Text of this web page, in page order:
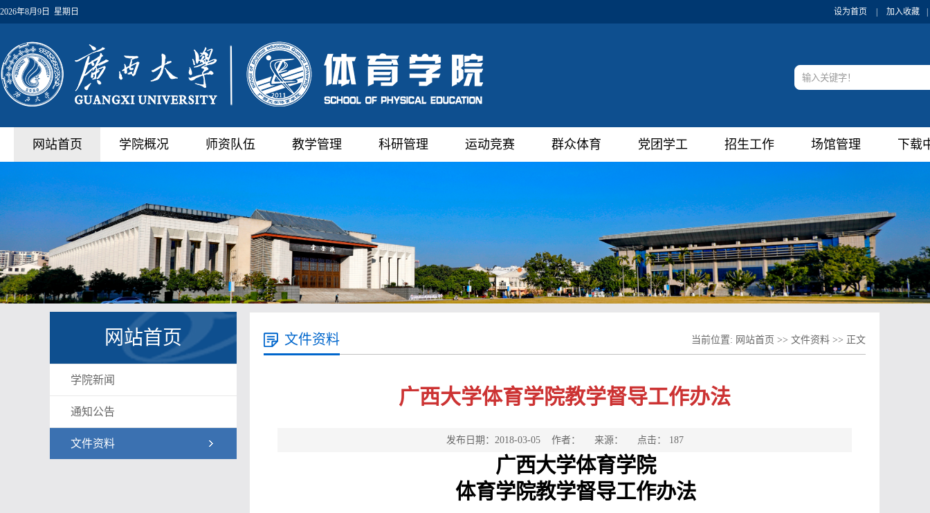
2026年8月9日 星期日 设为首页 加入收藏
网站首页 学院概况 师资队伍 教学管理 科研管理 运动竞赛 群众体育 党团学工 招生工作 场馆管理 下载
网站首页
学院新闻
通知公告
文件资料
文件资料 当前位置: 网站首页 >> 文件资料 >> 正文
广西大学体育学院教学督导工作办法
发布日期：2018-03-05 作者： 来源： 点击： 187
广西大学体育学院
体育学院教学督导工作办法